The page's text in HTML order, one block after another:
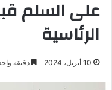
على السلم
الرئاسية
10 أبريل، 2024 دقيقة